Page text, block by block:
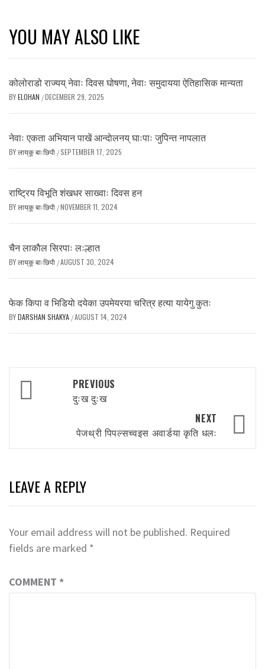
YOU MAY ALSO LIKE
कोलोराडो राज्यय् नेवाः दिवस घोषणा, नेवाः समुदायया ऐतिहासिक मान्यता
BYELOHAN /DECEMBER 29, 2025
नेवाः एकता अभियान पाखें आन्दाेलनय् घाःपाः जुपिन्त नापलात
BYलाय्‌कू बाःछिपाै /SEPTEMBER 17, 2025
राष्ट्रिय विभूति शंखधर साख्वाः दिवस हन
BYलाय्‌कू बाःछिपाै /NOVEMBER 11, 2024
चैन लाकाैल सिरपाः लःल्हात
BYलाय्‌कू बाःछिपाै /AUGUST 30, 2024
फेक किपा व भिडियाे दयेका उपमेयरया चरित्र हत्या यायेगु कुतः
BYDARSHAN SHAKYA /AUGUST 14, 2024
Post
navigation
PREVIOUS
दुःख दुःख
NEXT
पेजथ्री पिपल्सच्वइस अवार्डया कृति धलः
LEAVE A REPLY
Your email address will not be published. Required
fields are marked *
COMMENT *